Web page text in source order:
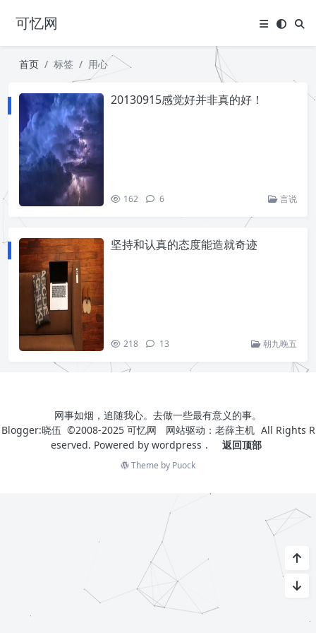
可忆网
首页 标签 用心
20130915感觉好并非真的好！
162 6 言说
坚持和认真的态度能造就奇迹
218 13 朝九晚五
网事如烟，追随我心。去做一些最有意义的事。
Blogger:晓伍 ©2008-2025 可忆网 网站驱动： 老薛主机 All Rights R
eserved. Powered by wordpress . 返回顶部
Theme by Puock